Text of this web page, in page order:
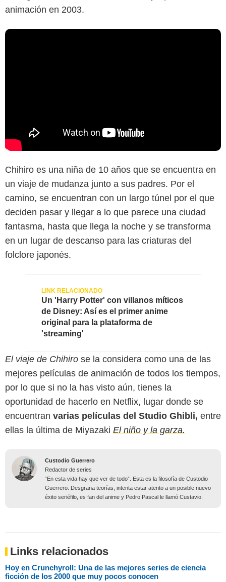
animación en 2003.
Chihiro es una niña de 10 años que se encuentra en
un viaje de mudanza junto a sus padres. Por el
camino, se encuentran con un largo túnel por el que
deciden pasar y llegar a lo que parece una ciudad
fantasma, hasta que llega la noche y se transforma
en un lugar de descanso para las criaturas del
folclore japonés.
Un 'Harry Potter' con villanos míticos
de Disney: Así es el primer anime
original para la plataforma de
'streaming'
El viaje de Chihiro se la considera como una de las
mejores películas de animación de todos los tiempos,
por lo que si no la has visto aún, tienes la
oportunidad de hacerlo en Netflix, lugar donde se
encuentran varias películas del Studio Ghibli, entre
ellas la última de Miyazaki El niño y la garza.
Custodio Guerrero
Redactor de series
“En esta vida hay que ver de todo”. Esta es la filosofía de Custodio
Guerrero. Desgrana teorías, intenta estar atento a un posible nuevo
éxito seriéfilo, es fan del anime y Pedro Pascal le llamó Custavio.
Links relacionados
Hoy en Crunchyroll: Una de las mejores series de ciencia
ficción de los 2000 que muy pocos conocen